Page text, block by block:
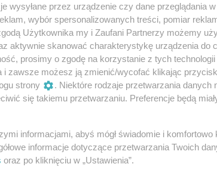
dzieciom zbudować ich królestwo.
po swojemu, spisały regulamin, a swobodę i
(dla) Dzieci” można spotkać latające
tylko piosenki. Do jej realizacji przyda
taką, nazywa się Asi Mina, uwielbia łączyć
do utworu zadba syn artystki, Jeremi
dzieci, który nie rozstaje się z ukulele - Pan
i nazywa się Ukubanda. Będzie nas
która pomoże młodym twórcom
coś niezwykłego, w dodatku
wysyłane przez urządzenie czy dane przeglądania
wybór spersonalizowanych treści, pomiar
Użytkownika my i Zaufani Partnerzy możemy
aktywnie skanować charakterystykę urządzenia do
prosimy o zgodę na korzystanie z tych technologii
i zawsze możesz ją zmienić/wycofać klikając
strony
. Niektóre rodzaje przetwarzania danych
się takiemu przetwarzaniu. Preferencje będą
informacjami, abyś mógł świadomie i
informacje dotyczące przetwarzania Twoich
oraz po kliknięciu w „Ustawienia”.